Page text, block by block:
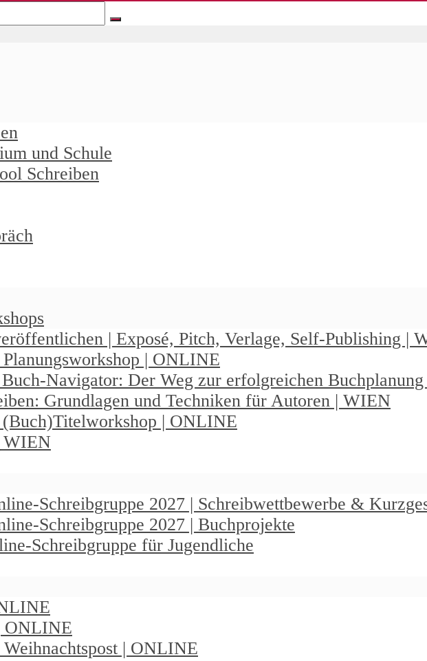
und Schule
Schreiben
| Exposé, Pitch, Verlage, Self-Publishing |
| ONLINE
Navigator: Der Weg zur erfolgreichen
Grundlagen und Techniken für Autoren | WIEN
| ONLINE
WIEN
Schreibgruppe 2027 | Schreibwettbewerbe &
Schreibgruppe 2027 | Buchprojekte
Schreibgruppe für Jugendliche
ONLINE
| ONLINE